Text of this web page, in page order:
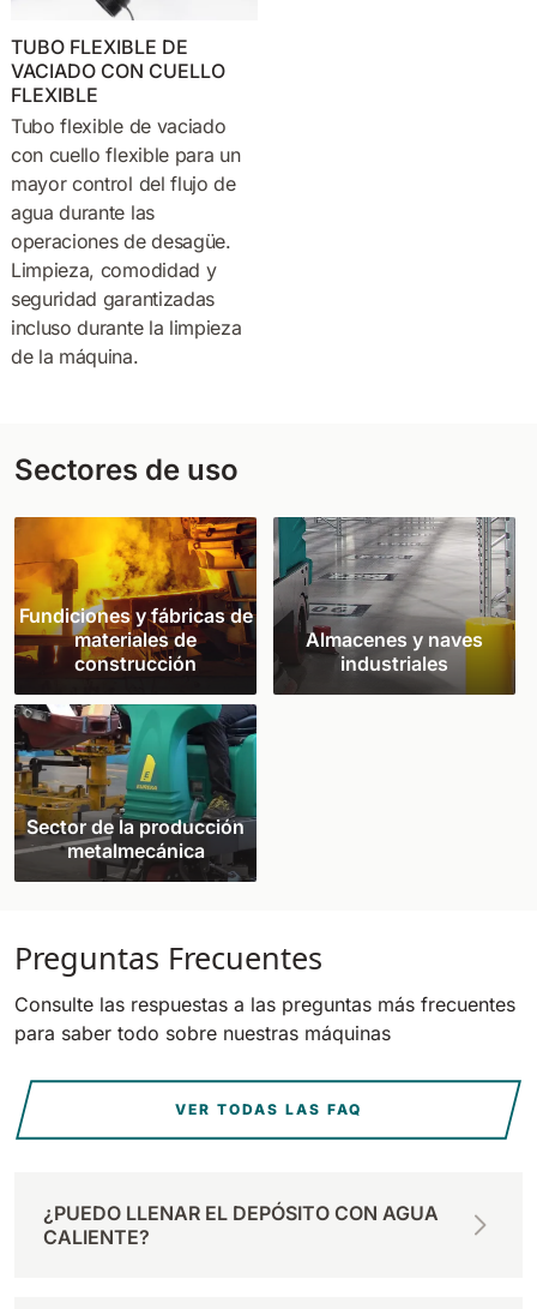
TUBO FLEXIBLE DE
VACIADO CON CUELLO
FLEXIBLE
Tubo flexible de vaciado
con cuello flexible para un
mayor control del flujo de
agua durante las
operaciones de desagüe.
Limpieza, comodidad y
seguridad garantizadas
incluso durante la limpieza
de la máquina.
Sectores de uso
Fundiciones y fábricas de
materiales de
construcción
Almacenes y naves
industriales
Sector de la producción
metalmecánica
Preguntas Frecuentes
Consulte las respuestas a las preguntas más frecuentes
para saber todo sobre nuestras máquinas
VER TODAS LAS FAQ
¿PUEDO LLENAR EL DEPÓSITO CON AGUA
CALIENTE?